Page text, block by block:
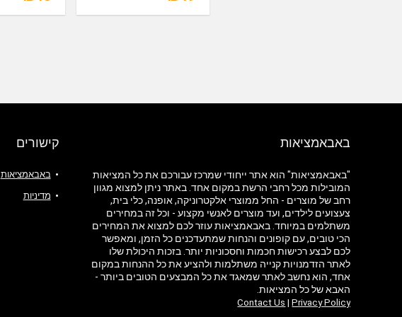
באבאמציאות
"באבאמציאות" הוא אתר ייחודי שמרכז עבורכם את כל המציאות
המובילות מכל רחבי הרשת במקום אחד. באתר ניתן למצוא מגוון
רחב של מוצרים - החל ממוצרי אלקטרוניקה, אופנה, כלי בית,
צעצועים לילדים, ועד מוצרים לאנשי מקצוע - וכל זה במחירים
משתלמים במיוחד. באבאמציאות עוזר לכם למצוא את המחירים
הכי טובים, עם קופונים והנחות שמתעדכנים כל הזמן, ומאפשר
לכם לבצע רכישות חכמות וחסכוניות יותר. בזכות היכולת שלו
לאתר הזדמנויות קנייה משתלמות ולהציע את כל ההנחות במקום
אחד, הוא נחשב לאתר שמאגד את כל המבצעים הטובים ביותר -
האבא של כל המציאות.
Contact Us |Privacy Policy
קישורים
באבאמציאות
מדיניות